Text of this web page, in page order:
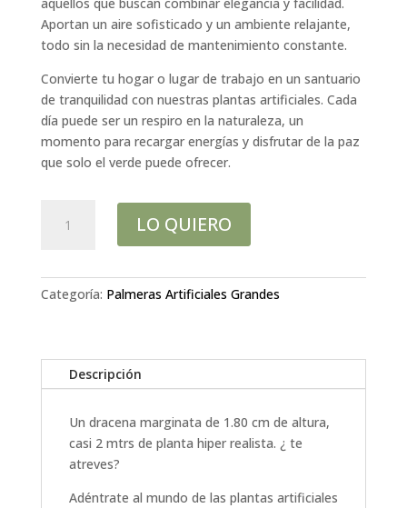
Aportan un aire sofisticado y un ambiente relajante,
todo sin la necesidad de mantenimiento constante.
Convierte tu hogar o lugar de trabajo en un santuario
de tranquilidad con nuestras plantas artificiales. Cada
día puede ser un respiro en la naturaleza, un
momento para recargar energías y disfrutar de la paz
que solo el verde puede ofrecer.
MARGINATA
LO QUIERO
Categoría: Palmeras Artificiales Grandes
Descripción
Un dracena marginata de 1.80 cm de altura,
casi 2 mtrs de planta hiper realista. ¿ te
atreves?
Adéntrate al mundo de las plantas artificiales